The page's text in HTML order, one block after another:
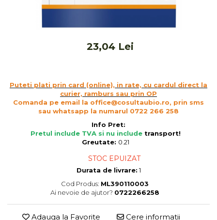
Fructe si legume Bio
Orez, Faina si Premixuri
Produse din carne
Pudre si prafuri
Conserve, Pateuri, creme
Leguminoase si seminte
Fermenti si gelifianti
Produse din soia
23,04 Lei
Puteti plati prin card (online), in rate, cu cardul direct la
curier, ramburs sau prin OP
Comanda pe email la office@cosultaubio.ro, prin sms
sau whatsapp la numarul 0722 266 258
Info Pret:
Pretul include TVA si nu include transport!
Greutate: 0.21
STOC EPUIZAT
Durata de livrare:1
Cod Produs: ML390110003
Ai nevoie de ajutor? 0722266258
Adauga la Favorite Cere informatii